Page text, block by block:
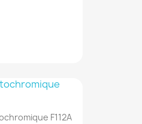
F112A